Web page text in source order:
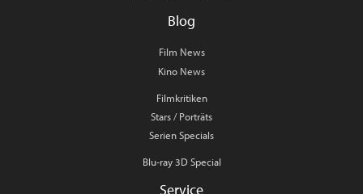
Blog
Film News
Kino News
Filmkritiken
Stars / Porträts
Serien Specials
Blu-ray 3D Special
Service